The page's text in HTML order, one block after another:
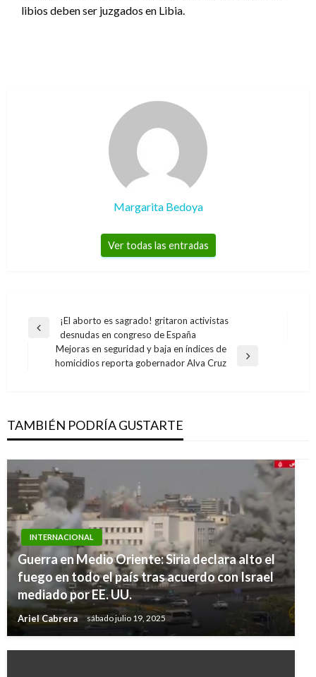
libios deben ser juzgados en Libia.
Margarita Bedoya
Ver todas las entradas
Navegación
entradas
Entrada
anterior
¡El aborto es sagrado! gritaron activistas
desnudas en congreso de España
Entrada
Mejoras en seguridad y baja en índices de
homicidios reporta gobernador Alva Cruz
TAMBIÉN PODRÍA GUSTARTE
INTERNACIONAL
Guerra en Medio Oriente: Siria declara alto el
fuego en todo el país tras acuerdo con Israel
mediado por EE. UU.
Ariel Cabrera sábado julio 19, 2025